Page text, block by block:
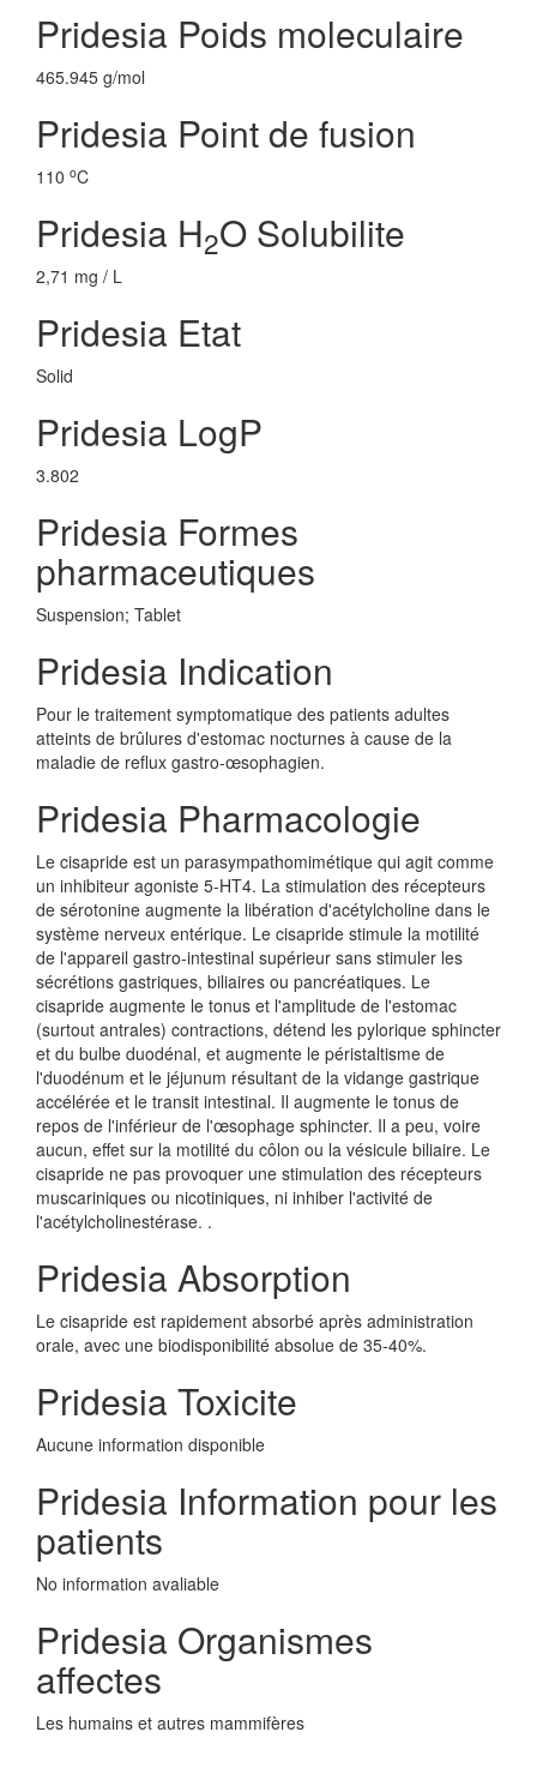
Pridesia Poids moleculaire
465.945 g/mol
Pridesia Point de fusion
110 oC
Pridesia H2O Solubilite
2,71 mg / L
Pridesia Etat
Solid
Pridesia LogP
3.802
Pridesia Formes
pharmaceutiques
Suspension; Tablet
Pridesia Indication
Pour le traitement symptomatique des patients adultes
atteints de brûlures d'estomac nocturnes à cause de la
maladie de reflux gastro-œsophagien.
Pridesia Pharmacologie
Le cisapride est un parasympathomimétique qui agit comme
un inhibiteur agoniste 5-HT4. La stimulation des récepteurs
de sérotonine augmente la libération d'acétylcholine dans le
système nerveux entérique. Le cisapride stimule la motilité
de l'appareil gastro-intestinal supérieur sans stimuler les
sécrétions gastriques, biliaires ou pancréatiques. Le
cisapride augmente le tonus et l'amplitude de l'estomac
(surtout antrales) contractions, détend les pylorique sphincter
et du bulbe duodénal, et augmente le péristaltisme de
l'duodénum et le jéjunum résultant de la vidange gastrique
accélérée et le transit intestinal. Il augmente le tonus de
repos de l'inférieur de l'œsophage sphincter. Il a peu, voire
aucun, effet sur la motilité du côlon ou la vésicule biliaire. Le
cisapride ne pas provoquer une stimulation des récepteurs
muscariniques ou nicotiniques, ni inhiber l'activité de
l'acétylcholinestérase. .
Pridesia Absorption
Le cisapride est rapidement absorbé après administration
orale, avec une biodisponibilité absolue de 35-40%.
Pridesia Toxicite
Aucune information disponible
Pridesia Information pour les
patients
No information avaliable
Pridesia Organismes
affectes
Les humains et autres mammifères